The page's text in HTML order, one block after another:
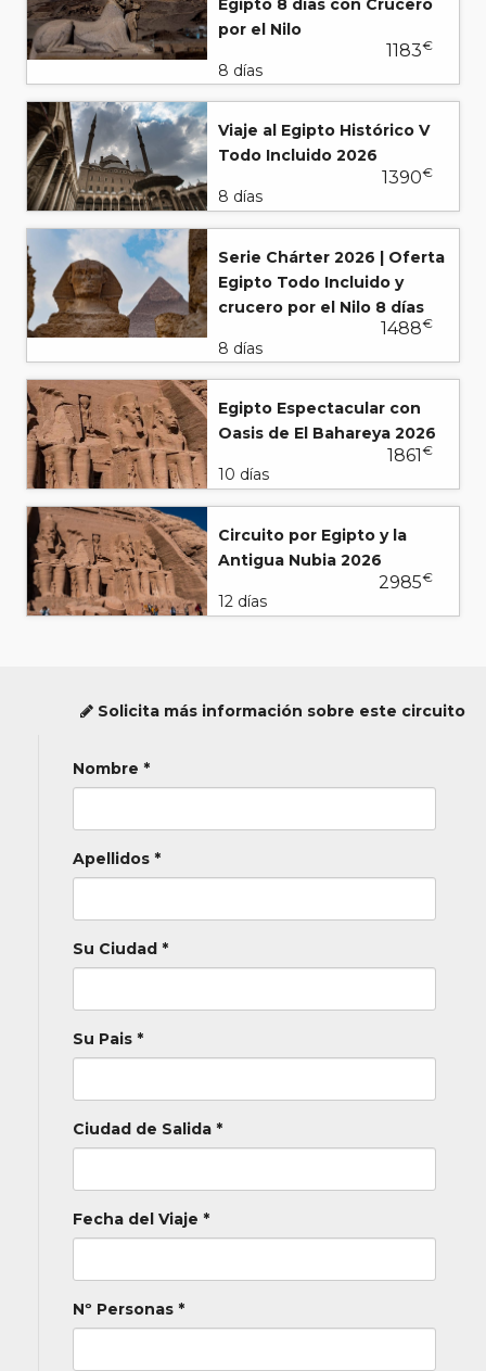
CAI - BCN 09.40 - 13.05 NMA 1335
* Estos horarios son provisionales, sujetos a confirmación y a
posibles variaciones.
- Equipaje autorizado para facturación: una pieza de 20 kg
en bodega y una pieza de equipaje de mano de máximo 7
kg y unas medidas no superiores a 45 x 35 x 15 cm.
Egipto 8 días con Crucero
por el Nilo
8 días
1183€
Viaje al Egipto Histórico V
Todo Incluido 2026
8 días
1390€
Serie Chárter 2026 | Oferta
Egipto Todo Incluido y
crucero por el Nilo 8 días
8 días
1488€
Egipto Espectacular con
Oasis de El Bahareya 2026
10 días
1861€
Circuito por Egipto y la
Antigua Nubia 2026
12 días
2985€
Solicita más información sobre este circuito
Nombre *
Apellidos *
Su Ciudad *
Su Pais *
Ciudad de Salida *
Fecha del Viaje *
Nº Personas *